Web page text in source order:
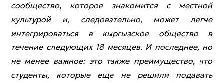
сообщество, которое знакомится с местной
культурой и, следовательно, может легче
интегрироваться в кыргызское общество в
течение следующих 18 месяцев. И последнее, но
не менее важное: это также преимущество, что
студенты, которые еще не решили подавать